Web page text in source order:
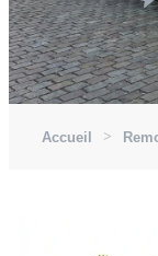
Accueil